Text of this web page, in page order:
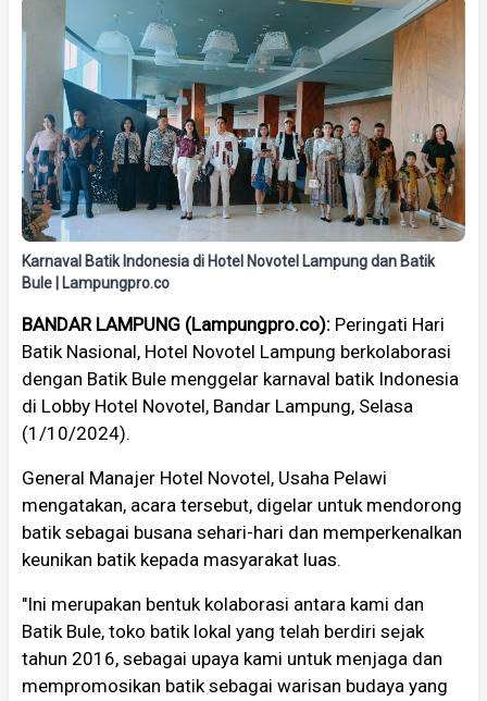
Karnaval Batik Indonesia di Hotel Novotel Lampung dan Batik
Bule | Lampungpro.co
BANDAR LAMPUNG (Lampungpro.co): Peringati Hari
Batik Nasional, Hotel Novotel Lampung berkolaborasi
dengan Batik Bule menggelar karnaval batik Indonesia
di Lobby Hotel Novotel, Bandar Lampung, Selasa
(1/10/2024).
General Manajer Hotel Novotel, Usaha Pelawi
mengatakan, acara tersebut, digelar untuk mendorong
batik sebagai busana sehari-hari dan memperkenalkan
keunikan batik kepada masyarakat luas.
"Ini merupakan bentuk kolaborasi antara kami dan
Batik Bule, toko batik lokal yang telah berdiri sejak
tahun 2016, sebagai upaya kami untuk menjaga dan
mempromosikan batik sebagai warisan budaya yang